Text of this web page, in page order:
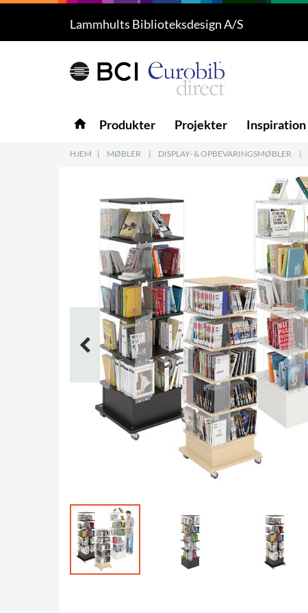
5
Produkter
5
Lammhults Biblioteksdesign A/S
home Produkter Projekter Inspiration
HJEM | MØBLER | DISPLAY- & OPBEVARINGSMØBLER |